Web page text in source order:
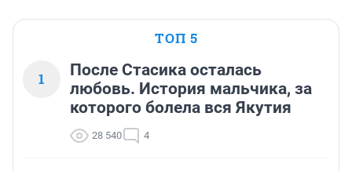
ТОП 5
1
После Стасика осталась
любовь. История мальчика, за
которого болела вся Якутия
28 540 4